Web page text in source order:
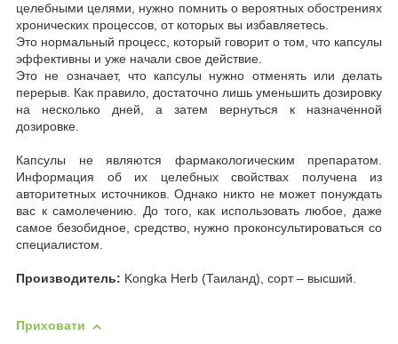
целебными целями, нужно помнить о вероятных обострениях
хронических процессов, от которых вы избавляетесь.
Это нормальный процесс, который говорит о том, что капсулы
эффективны и уже начали свое действие.
Это не означает, что капсулы нужно отменять или делать
перерыв. Как правило, достаточно лишь уменьшить дозировку
на несколько дней, а затем вернуться к назначенной
дозировке.
Капсулы не являются фармакологическим препаратом.
Информация об их целебных свойствах получена из
авторитетных источников. Однако никто не может понуждать
вас к самолечению. До того, как использовать любое, даже
самое безобидное, средство, нужно проконсультироваться со
специалистом.
Производитель: Kongka Herb (Таиланд), сорт – высший.
Приховати